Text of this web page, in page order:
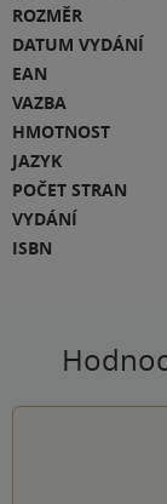
ROZMĚR
DATUM VYDÁNÍ
EAN
VAZBA
HMOTNOST
JAZYK
POČET STRAN
VYDÁNÍ
ISBN